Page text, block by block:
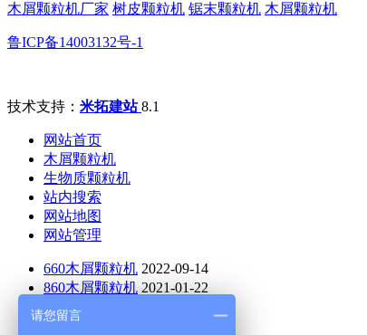
木屑颗粒机厂家 树皮颗粒机 锯末颗粒机 木屑颗粒机
鲁ICP备14003132号-1
技术支持： 米拓建站8.1
网站首页
木屑颗粒机
生物质颗粒机
站内搜索
网站地图
网站管理
660木屑颗粒机 2022-09-14
860木屑颗粒机 2021-01-22
470木屑颗粒机
760木屑颗粒机
请您留言